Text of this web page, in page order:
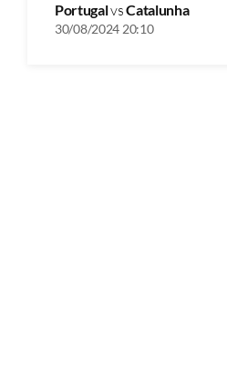
PortugalvsCatalunha
30/08/2024 20:10